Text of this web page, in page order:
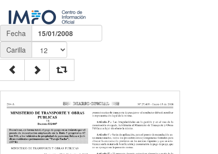
Fecha
15/01/2008
Carilla